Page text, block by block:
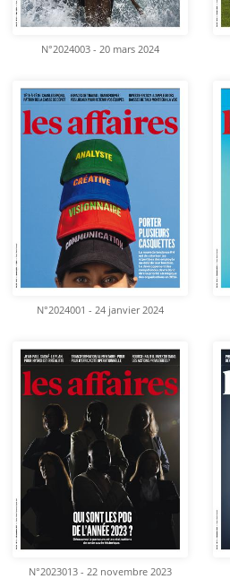
N°2024003 - 20 mars 2024
N°2024001 - 24 janvier 2024
N°2023013 - 22 novembre 2023